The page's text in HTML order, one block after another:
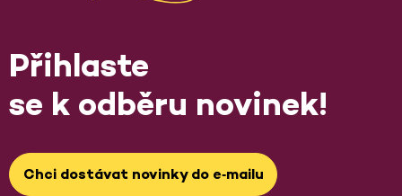
Přihlaste
se k odběru novinek!
Chci dostávat novinky do e‑mailu